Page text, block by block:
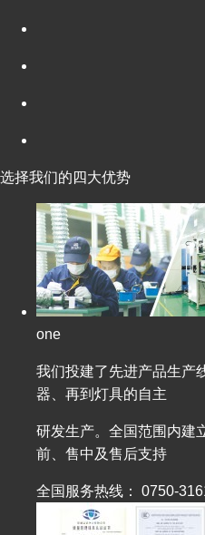
选择我们的四大优势
one
我们投建了先进产品生产
器、再到灯具的自主
研发生产。全国范围内建
前、售中及售后支持
全国服务热线： 0750-